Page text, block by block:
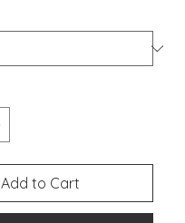
Add to Cart